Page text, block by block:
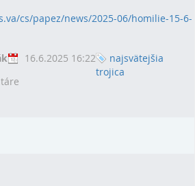
cs/papez/news/2025-06/homilie-15-6-
16.6.2025 16:22
najsvätejšia
trojica